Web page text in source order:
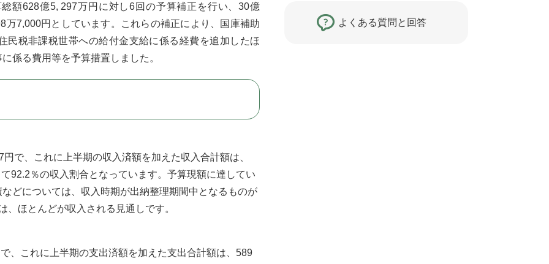
628億5, 297万円に対し6回の予算補正を行い、30億
7,000円としています。これらの補正により、国庫補助
民税非課税世帯への給付金支給に係る経費を追加したほ
に係る費用等を予算措置しました。
、これに上半期の収入済額を加えた収入合計額は、
92.2％の収入割合となっています。予算現額に達してい
どについては、収入時期が出納整理期間中となるものが
、ほとんどが収入される見通しです。
これに上半期の支出済額を加えた支出合計額は、589
よくある質問と回答